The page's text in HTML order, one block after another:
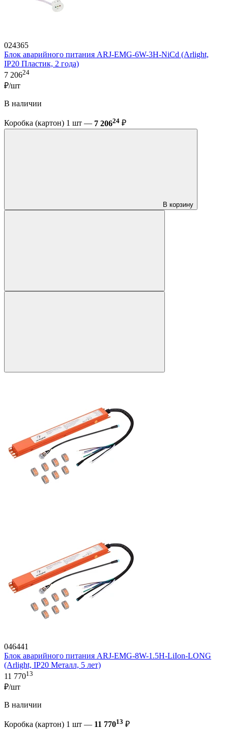
024365
Блок аварийного питания ARJ-EMG-6W-3H-NiCd (Arlight,
IP20 Пластик, 2 года)
7 20624
₽/шт
В наличии
Коробка (картон) 1 шт — 7 20624 ₽
В корзину
046441
Блок аварийного питания ARJ-EMG-8W-1.5H-LiIon-LONG
(Arlight, IP20 Металл, 5 лет)
11 77013
₽/шт
В наличии
Коробка (картон) 1 шт — 11 77013 ₽